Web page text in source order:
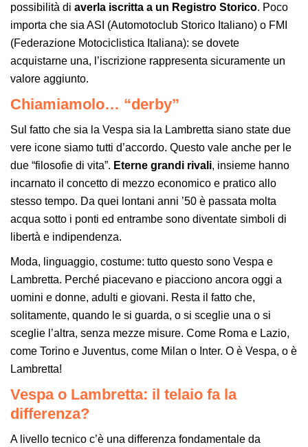
possibilità di averla iscritta a un Registro Storico. Poco
importa che sia ASI (Automotoclub Storico Italiano) o FMI
(Federazione Motociclistica Italiana): se dovete
acquistarne una, l’iscrizione rappresenta sicuramente un
valore aggiunto.
Chiamiamolo… “derby”
Sul fatto che sia la Vespa sia la Lambretta siano state due
vere icone siamo tutti d’accordo. Questo vale anche per le
due “filosofie di vita”. Eterne grandi rivali, insieme hanno
incarnato il concetto di mezzo economico e pratico allo
stesso tempo. Da quei lontani anni ’50 è passata molta
acqua sotto i ponti ed entrambe sono diventate simboli di
libertà e indipendenza.
Moda, linguaggio, costume: tutto questo sono Vespa e
Lambretta. Perché piacevano e piacciono ancora oggi a
uomini e donne, adulti e giovani. Resta il fatto che,
solitamente, quando le si guarda, o si sceglie una o si
sceglie l’altra, senza mezze misure. Come Roma e Lazio,
come Torino e Juventus, come Milan o Inter. O è Vespa, o è
Lambretta!
Vespa o Lambretta: il telaio fa la
differenza?
A livello tecnico c’è una differenza fondamentale da